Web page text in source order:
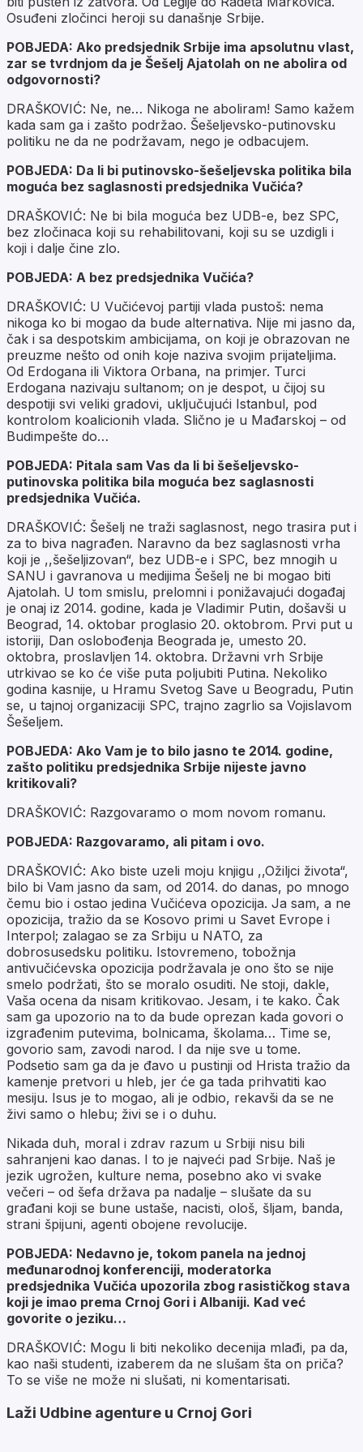
Osuđeni zločinci heroji su današnje Srbije.
POBJEDA: Ako predsjednik Srbije ima apsolutnu vlast,
zar se tvrdnjom da je Šešelj Ajatolah on ne abolira od
odgovornosti?
DRAŠKOVIĆ: Ne, ne… Nikoga ne aboliram! Samo kažem
kada sam ga i zašto podržao. Šešeljevsko-putinovsku
politiku ne da ne podržavam, nego je odbacujem.
POBJEDA: Da li bi putinovsko-šešeljevska politika bila
moguća bez saglasnosti predsjednika Vučića?
DRAŠKOVIĆ: Ne bi bila moguća bez UDB-e, bez SPC,
bez zločinaca koji su rehabilitovani, koji su se uzdigli i
koji i dalje čine zlo.
POBJEDA: A bez predsjednika Vučića?
DRAŠKOVIĆ: U Vučićevoj partiji vlada pustoš: nema
nikoga ko bi mogao da bude alternativa. Nije mi jasno da,
čak i sa despotskim ambicijama, on koji je obrazovan ne
preuzme nešto od onih koje naziva svojim prijateljima.
Od Erdogana ili Viktora Orbana, na primjer. Turci
Erdogana nazivaju sultanom; on je despot, u čijoj su
despotiji svi veliki gradovi, uključujući Istanbul, pod
kontrolom koalicionih vlada. Slično je u Mađarskoj – od
Budimpešte do…
POBJEDA: Pitala sam Vas da li bi šešeljevsko-
putinovska politika bila moguća bez saglasnosti
predsjednika Vučića.
DRAŠKOVIĆ: Šešelj ne traži saglasnost, nego trasira put i
za to biva nagrađen. Naravno da bez saglasnosti vrha
koji je ,,šešeljizovan“, bez UDB-e i SPC, bez mnogih u
SANU i gavranova u medijima Šešelj ne bi mogao biti
Ajatolah. U tom smislu, prelomni i ponižavajući događaj
je onaj iz 2014. godine, kada je Vladimir Putin, došavši u
Beograd, 14. oktobar proglasio 20. oktobrom. Prvi put u
istoriji, Dan oslobođenja Beograda je, umesto 20.
oktobra, proslavljen 14. oktobra. Državni vrh Srbije
utrkivao se ko će više puta poljubiti Putina. Nekoliko
godina kasnije, u Hramu Svetog Save u Beogradu, Putin
se, u tajnoj organizaciji SPC, trajno zagrlio sa Vojislavom
Šešeljem.
POBJEDA: Ako Vam je to bilo jasno te 2014. godine,
zašto politiku predsjednika Srbije nijeste javno
kritikovali?
DRAŠKOVIĆ: Razgovaramo o mom novom romanu.
POBJEDA: Razgovaramo, ali pitam i ovo.
DRAŠKOVIĆ: Ako biste uzeli moju knjigu ,,Ožiljci života“,
bilo bi Vam jasno da sam, od 2014. do danas, po mnogo
čemu bio i ostao jedina Vučićeva opozicija. Ja sam, a ne
opozicija, tražio da se Kosovo primi u Savet Evrope i
Interpol; zalagao se za Srbiju u NATO, za
dobrosusedsku politiku. Istovremeno, tobožnja
antivučićevska opozicija podržavala je ono što se nije
smelo podržati, što se moralo osuditi. Ne stoji, dakle,
Vaša ocena da nisam kritikovao. Jesam, i te kako. Čak
sam ga upozorio na to da bude oprezan kada govori o
izgrađenim putevima, bolnicama, školama… Time se,
govorio sam, zavodi narod. I da nije sve u tome.
Podsetio sam ga da je đavo u pustinji od Hrista tražio da
kamenje pretvori u hleb, jer će ga tada prihvatiti kao
mesiju. Isus je to mogao, ali je odbio, rekavši da se ne
živi samo o hlebu; živi se i o duhu.
Nikada duh, moral i zdrav razum u Srbiji nisu bili
sahranjeni kao danas. I to je najveći pad Srbije. Naš je
jezik ugrožen, kulture nema, posebno ako vi svake
večeri – od šefa država pa nadalje – slušate da su
građani koji se bune ustaše, nacisti, ološ, šljam, banda,
strani špijuni, agenti obojene revolucije.
POBJEDA: Nedavno je, tokom panela na jednoj
međunarodnoj konferenciji, moderatorka
predsjednika Vučića upozorila zbog rasističkog stava
koji je imao prema Crnoj Gori i Albaniji. Kad već
govorite o jeziku…
DRAŠKOVIĆ: Mogu li biti nekoliko decenija mlađi, pa da,
kao naši studenti, izaberem da ne slušam šta on priča?
To se više ne može ni slušati, ni komentarisati.
Laži Udbine agenture u Crnoj Gori